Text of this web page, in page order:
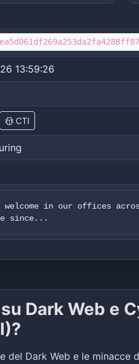
13:59:26
CTI
welcome in our offices
since...
Dark Web e
del Dark Web e le minacce